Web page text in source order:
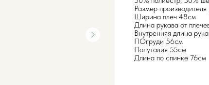
Размер
Ширина плеч 48см
Длина рукава от
Внутренняя длина
ПОгруди 56см
Полуталия 55см
Длина по спинке 76см